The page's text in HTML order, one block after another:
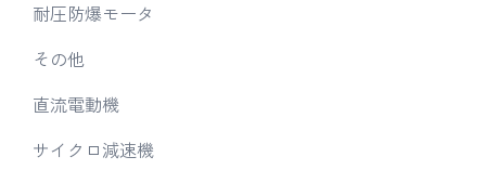
耐圧防爆モータ
その他
直流電動機
サイクロ減速機